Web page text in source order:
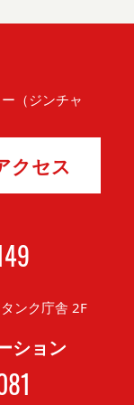
（ジンチャ
クセス
ンク庁舎 2F
ション